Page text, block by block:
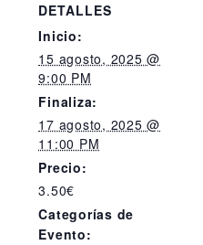
DETALLES
Inicio:
15 agosto, 2025 @
9:00 PM
Finaliza:
17 agosto, 2025 @
11:00 PM
Precio:
3.50€
Categorías de
Evento: